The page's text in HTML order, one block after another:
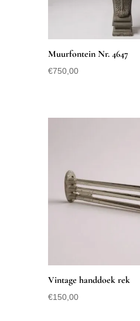
Muurfontein Nr. 4647
€750,00
Vintage handdoek rek
€150,00